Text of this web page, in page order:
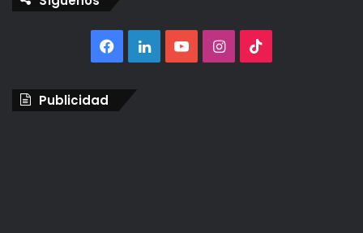
Facebook
LinkedInYouTubeInstagram
Publicidad